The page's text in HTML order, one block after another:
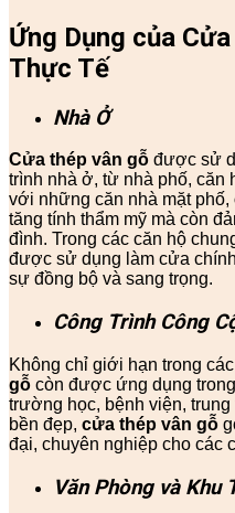
Ứng Dụng của
Thực Tế
Nhà Ở
Cửa thép vân gỗ được sử
trình nhà ở, từ nhà phố, căn
với những căn nhà mặt phố,
tăng tính thẩm mỹ mà còn
đình. Trong các căn hộ
được sử dụng làm cửa
sự đồng bộ và sang trọng.
Công Trình Công
Không chỉ giới hạn trong
gỗ còn được ứng dụng
trường học, bệnh viện,
bền đẹp, cửa thép vân gỗ
đại, chuyên nghiệp cho các
Văn Phòng và Khu